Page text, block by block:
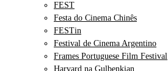
FEST
Festa do Cinema Chinês
FESTin
Festival de Cinema Argentino
Frames Portuguese Film Festival
Harvard na Gulbenkian